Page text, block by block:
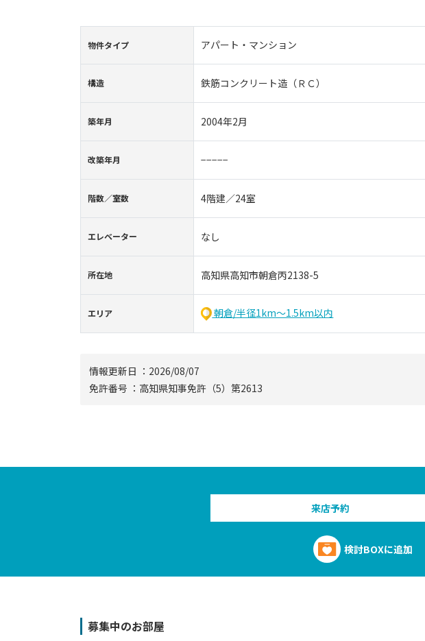
物件タイプ アパート・マンション
構造 鉄筋コンクリート造（ＲＣ）
築年⽉ 2004年2月
改築年月 −−−−−
階数∕室数 4階建／24室
エレベーター なし
所在地 高知県高知市朝倉丙2138-5
エリア 朝倉/半径1km〜1.5km以内
情報更新⽇ ：2026/08/07
免許番号 ：高知県知事免許（5）第2613
来店予約
検討BOXに追加
募集中のお部屋